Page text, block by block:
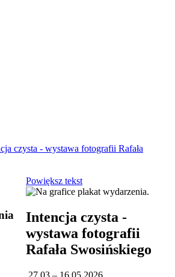
czysta - wystawa fotografii Rafała
Powiększ tekst
Intencja czysta -
wystawa fotografii
Rafała Swosińskiego
27.03 – 16.05.2026